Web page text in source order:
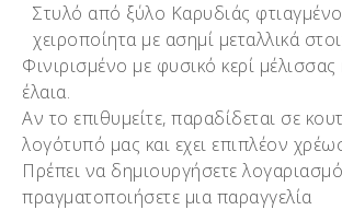
Στυλό από ξύλο Καρυδιάς
χειροποίητα με ασημί μεταλλικά
Φινιρισμένο με φυσικό κερί μέλισσας
έλαια.
Αν το επιθυμείτε, παραδίδεται σε
λογότυπό μας και εχει επιπλέον
Πρέπει να δημιουργήσετε
πραγματοποιήσετε μια παραγγελία